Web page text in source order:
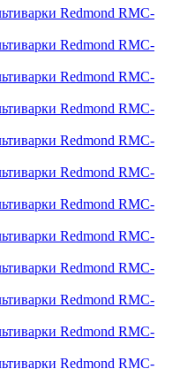
Redmond RMC-
Redmond RMC-
Redmond RMC-
Redmond RMC-
Redmond RMC-
Redmond RMC-
Redmond RMC-
Redmond RMC-
Redmond RMC-
Redmond RMC-
Redmond RMC-
Redmond RMC-